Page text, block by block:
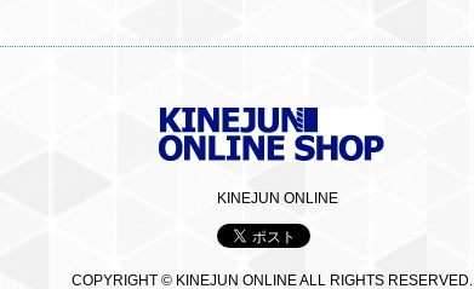
KINEJUN ONLINE
COPYRIGHT © KINEJUN ONLINE ALL RIGHTS RESERVED.